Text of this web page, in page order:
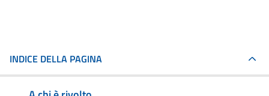
INDICE DELLA PAGINA